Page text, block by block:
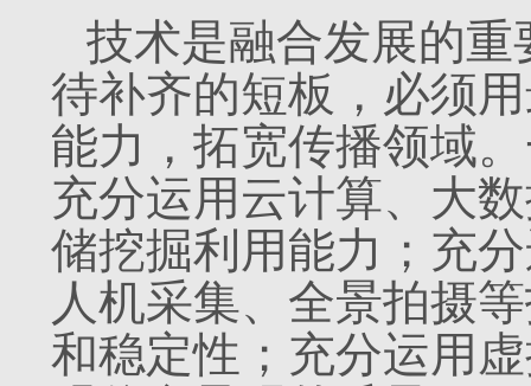
技术是融合发展的
待补齐的短板，必须
能力，拓宽传播领域
充分运用云计算、大
储挖掘利用能力；充
人机采集、全景拍摄
和稳定性；充分运用